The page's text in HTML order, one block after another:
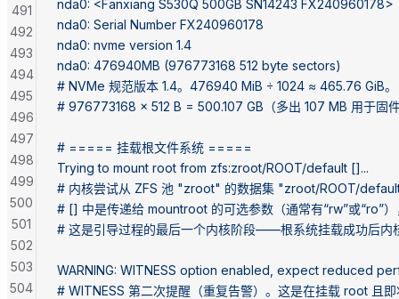
nda0: <Fanxiang S530Q 500GB SN14243 FX240960178>
nda0: Serial Number FX240960178
nda0: nvme version 1.4
nda0: 476940MB (976773168 512 byte sectors)
# NVMe 规范版本 1.4。476940 MiB ÷ 1024 ≈ 465.76 GiB。
# 976773168 × 512 B = 500.107 GB（多出 107 MB 用于固
# ===== 挂载根文件系统 =====
Trying to mount root from zfs:zroot/ROOT/default []...
# 内核尝试从 ZFS 池 "zroot" 的数据集 "zroot/ROOT/
# [] 中是传递给 mountroot 的可选参数（通常有“rw”或“ro”
# 这是引导过程的最后一个内核阶段——根系统挂载成功后内
WARNING: WITNESS option enabled, expect reduced
# WITNESS 第二次提醒（重复告警）。这是在挂载 root 且
491
492
493
494
495
496
497
498
499
500
501
502
503
504